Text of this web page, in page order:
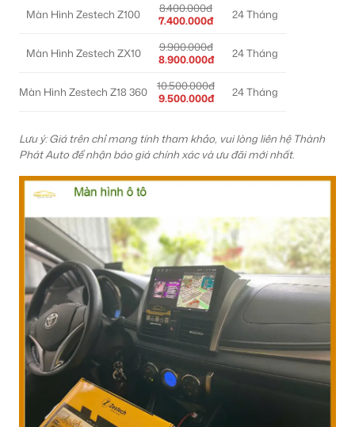
Màn Hình Zestech Z100
8.400.000đ
7.400.000đ
24 Tháng
Màn Hình Zestech ZX10
9.900.000đ
8.900.000đ
24 Tháng
Màn Hình Zestech Z18 360
10.500.000đ
9.500.000đ
24 Tháng
Lưu ý: Giá trên chỉ mang tính tham khảo, vui lòng liên hệ Thành
Phát Auto để nhận báo giá chính xác và ưu đãi mới nhất.